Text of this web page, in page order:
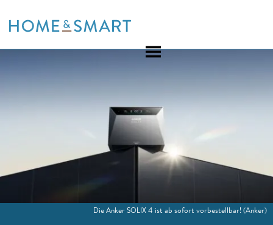
to
Die Anker SOLIX 4 ist ab sofort vorbestellbar!(Anker)